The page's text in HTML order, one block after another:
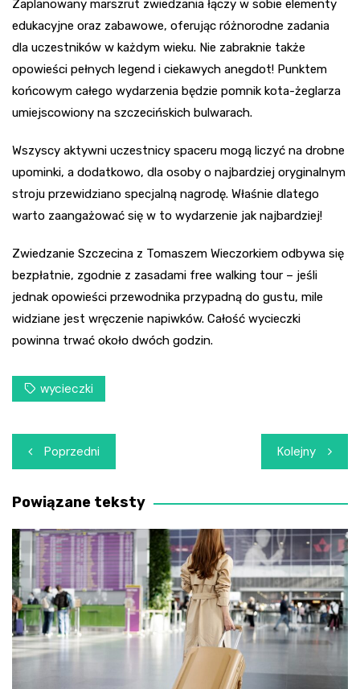
Zaplanowany marszrut zwiedzania łączy w sobie elementy
edukacyjne oraz zabawowe, oferując różnorodne zadania
dla uczestników w każdym wieku. Nie zabraknie także
opowieści pełnych legend i ciekawych anegdot! Punktem
końcowym całego wydarzenia będzie pomnik kota-żeglarza
umiejscowiony na szczecińskich bulwarach.
Wszyscy aktywni uczestnicy spaceru mogą liczyć na drobne
upominki, a dodatkowo, dla osoby o najbardziej oryginalnym
stroju przewidziano specjalną nagrodę. Właśnie dlatego
warto zaangażować się w to wydarzenie jak najbardziej!
Zwiedzanie Szczecina z Tomaszem Wieczorkiem odbywa się
bezpłatnie, zgodnie z zasadami free walking tour – jeśli
jednak opowieści przewodnika przypadną do gustu, mile
widziane jest wręczenie napiwków. Całość wycieczki
powinna trwać około dwóch godzin.
wycieczki
Nawigacja
wpisu
Poprzedni Kolejny
Powiązane teksty